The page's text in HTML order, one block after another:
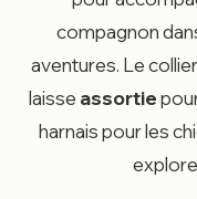
compagnon
aventures. Le
laisse assortie
harnais pour les